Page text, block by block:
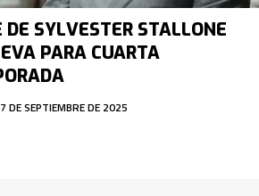
DE SYLVESTER STALLONE
PARA CUARTA
DE SEPTIEMBRE DE 2025